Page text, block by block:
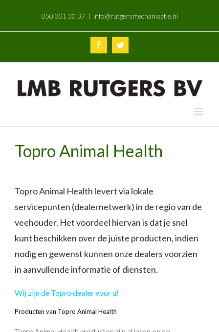
content
050 301 30 37 | info@rutgersmechanisatie.nl
FacebookTwitter
Topro Animal Health
Topro Animal Health levert via lokale
servicepunten (dealernetwerk) in de regio van de
veehouder. Het voordeel hiervan is dat je snel
kunt beschikken over de juiste producten, indien
nodig en gewenst kunnen onze dealers voorzien
in aanvullende informatie of diensten.
Wij zijn de Topro dealer voor u!
Producten van Topro Animal Health